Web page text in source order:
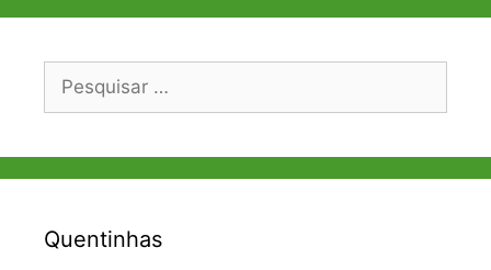
Pesquisar
Quentinhas